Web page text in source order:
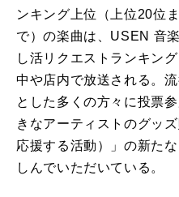
ンキング上位（上位20位
で）の楽曲は、USEN 音
し活リクエストランキン
中や店内で放送される。
とした多くの方々に投票
きなアーティストのグッ
応援する活動）」の新た
しんでいただいている。